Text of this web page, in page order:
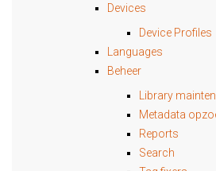
Devices
Device Profiles
Languages
Beheer
Library
Metadata
Reports
Search